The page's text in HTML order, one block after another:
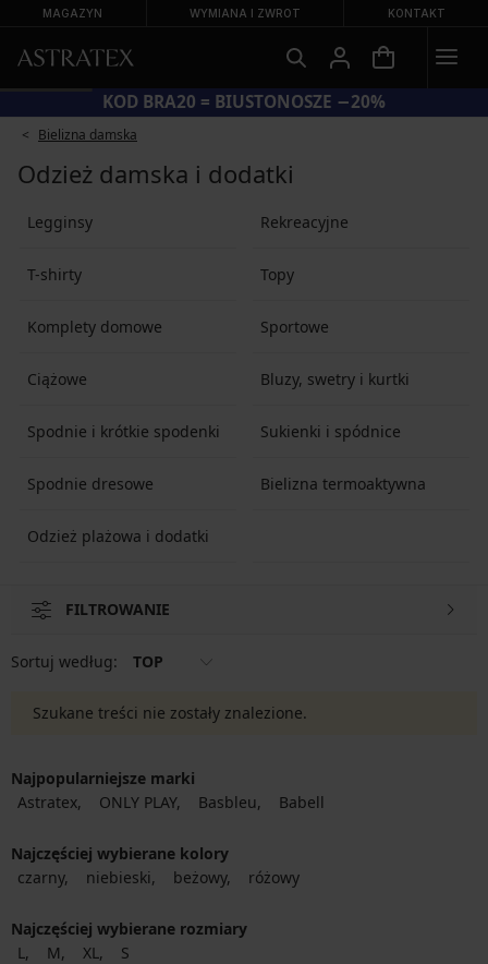
MAGAZYN WYMIANA I ZWROT KONTAKT
KOD BRA20 = BIUSTONOSZE −20%
Bielizna damska
Odzież damska i dodatki
Legginsy Rekreacyjne
T-shirty Topy
Komplety domowe Sportowe
Ciążowe Bluzy, swetry i kurtki
Spodnie i krótkie spodenki Sukienki i spódnice
Spodnie dresowe Bielizna termoaktywna
Odzież plażowa i dodatki
FILTROWANIE
Sortuj według: TOP
Szukane treści nie zostały znalezione.
Najpopularniejsze marki
Astratex
ONLY PLAY Basbleu Babell
Najczęściej wybierane kolory
czarny
niebieski beżowy różowy
Najczęściej wybierane rozmiary
L
M XL S